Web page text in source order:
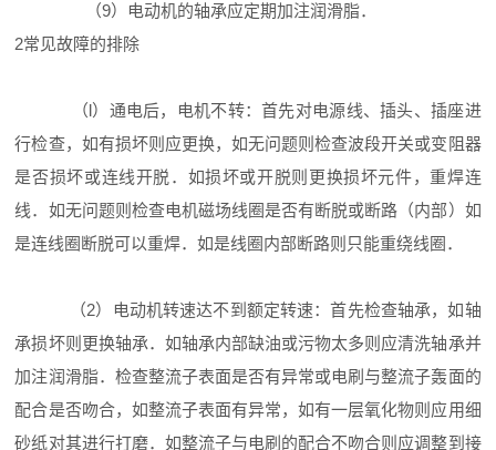
（9）电动机的轴承应定期加注润滑脂．
2常见故障的排除
（l）通电后，电机不转：首先对电源线、插头、插座进
行检查，如有损坏则应更换，如无问题则检查波段开关或变阻器
是否损坏或连线开脱．如损坏或开脱则更换损坏元件，重焊连
线．如无问题则检查电机磁场线圈是否有断脱或断路（内部）如
是连线圈断脱可以重焊．如是线圈内部断路则只能重绕线圈．
（2）电动机转速达不到额定转速：首先检查轴承，如轴
承损坏则更换轴承．如轴承内部缺油或污物太多则应清洗轴承并
加注润滑脂．检查整流子表面是否有异常或电刷与整流子轰面的
配合是否吻合，如整流子表面有异常，如有一层氧化物则应用细
砂纸对其进行打磨．如整流子与电刷的配合不吻合则应调整到接